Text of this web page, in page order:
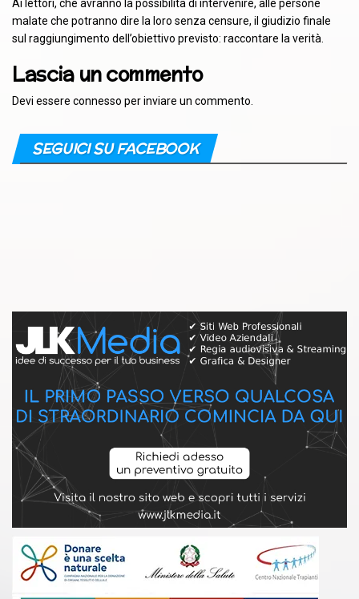
Ai lettori, che avranno la possibilità di intervenire, alle persone
malate che potranno dire la loro senza censure, il giudizio finale
sul raggiungimento dell’obiettivo previsto: raccontare la verità.
Lascia un commento
Devi essere connesso per inviare un commento.
SEGUICI SU FACEBOOK